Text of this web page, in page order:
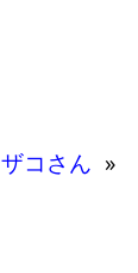
コさん »